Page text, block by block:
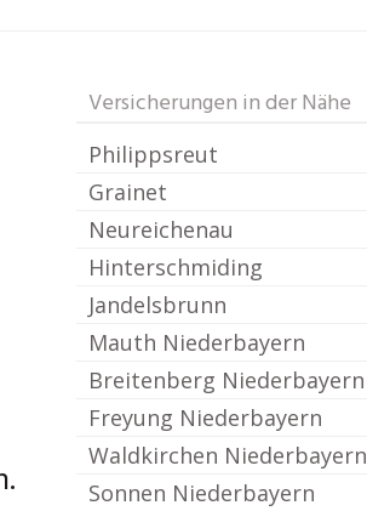
Versicherungen in der Nähe
Philippsreut
Grainet
Neureichenau
Hinterschmiding
Jandelsbrunn
Mauth Niederbayern
Breitenberg Niederbayern
Freyung Niederbayern
Waldkirchen Niederbayern
Sonnen Niederbayern